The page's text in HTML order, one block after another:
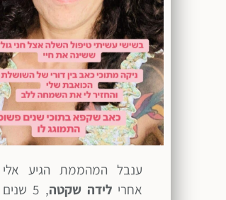
ענבל המהממת הגיע אלי
אחרילידה שקטה
, 5 שנים